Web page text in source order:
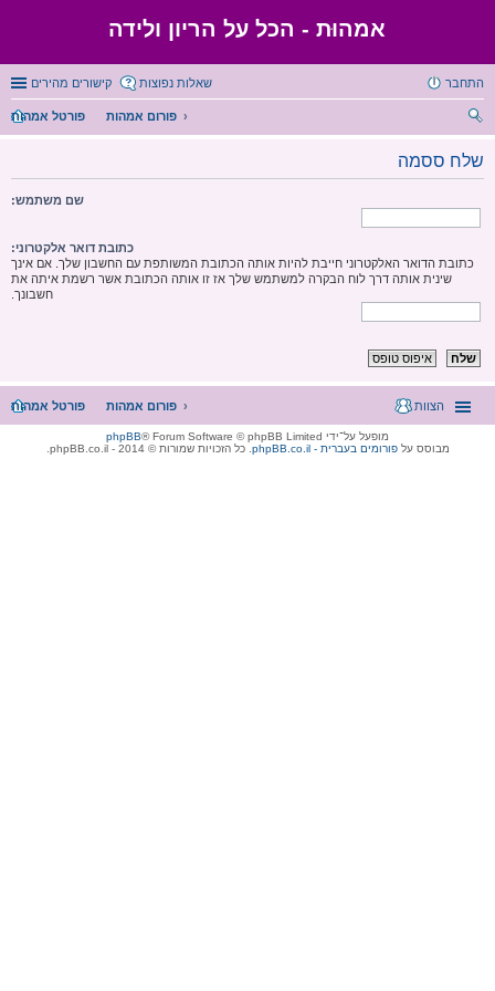
אמהוּת - הכל על הריון ולידה
קישורים מהירים שאלות נפוצות התחבר
פורטל אמהות
פורום אמהות
ש
שלח ססמה
שם משתמש:
כתובת דואר אלקטרוני:
כתובת הדואר האלקטרוני חייבת להיות אותה הכתובת המשותפת עם החשבון שלך. אם אינך
שינית אותה דרך לוח הבקרה למשתמש שלך אז זו אותה הכתובת אשר רשמת איתה את
חשבונך.
פורטל אמהות פורום אמהות הצוות
מופעל על־ידי phpBB® Forum Software © phpBB Limited
מבוסס עלphpBB.co.il - פורומים בעברית . כל הזכויות שמורות © 2014 - phpBB.co.il.